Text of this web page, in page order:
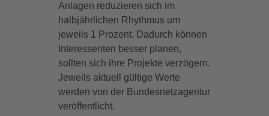
Anlagen reduzieren sich im
halbjährlichen Rhythmus um
jeweils 1 Prozent. Dadurch können
Interessenten besser planen,
sollten sich ihre Projekte verzögern.
Jeweils aktuell gültige Werte
werden von der Bundesnetzagentur
veröffentlicht.